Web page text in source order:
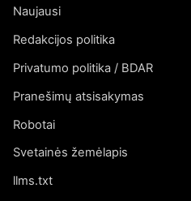
Naujausi
Redakcijos politika
Privatumo politika / BDAR
Pranešimų atsisakymas
Robotai
Svetainės žemėlapis
llms.txt